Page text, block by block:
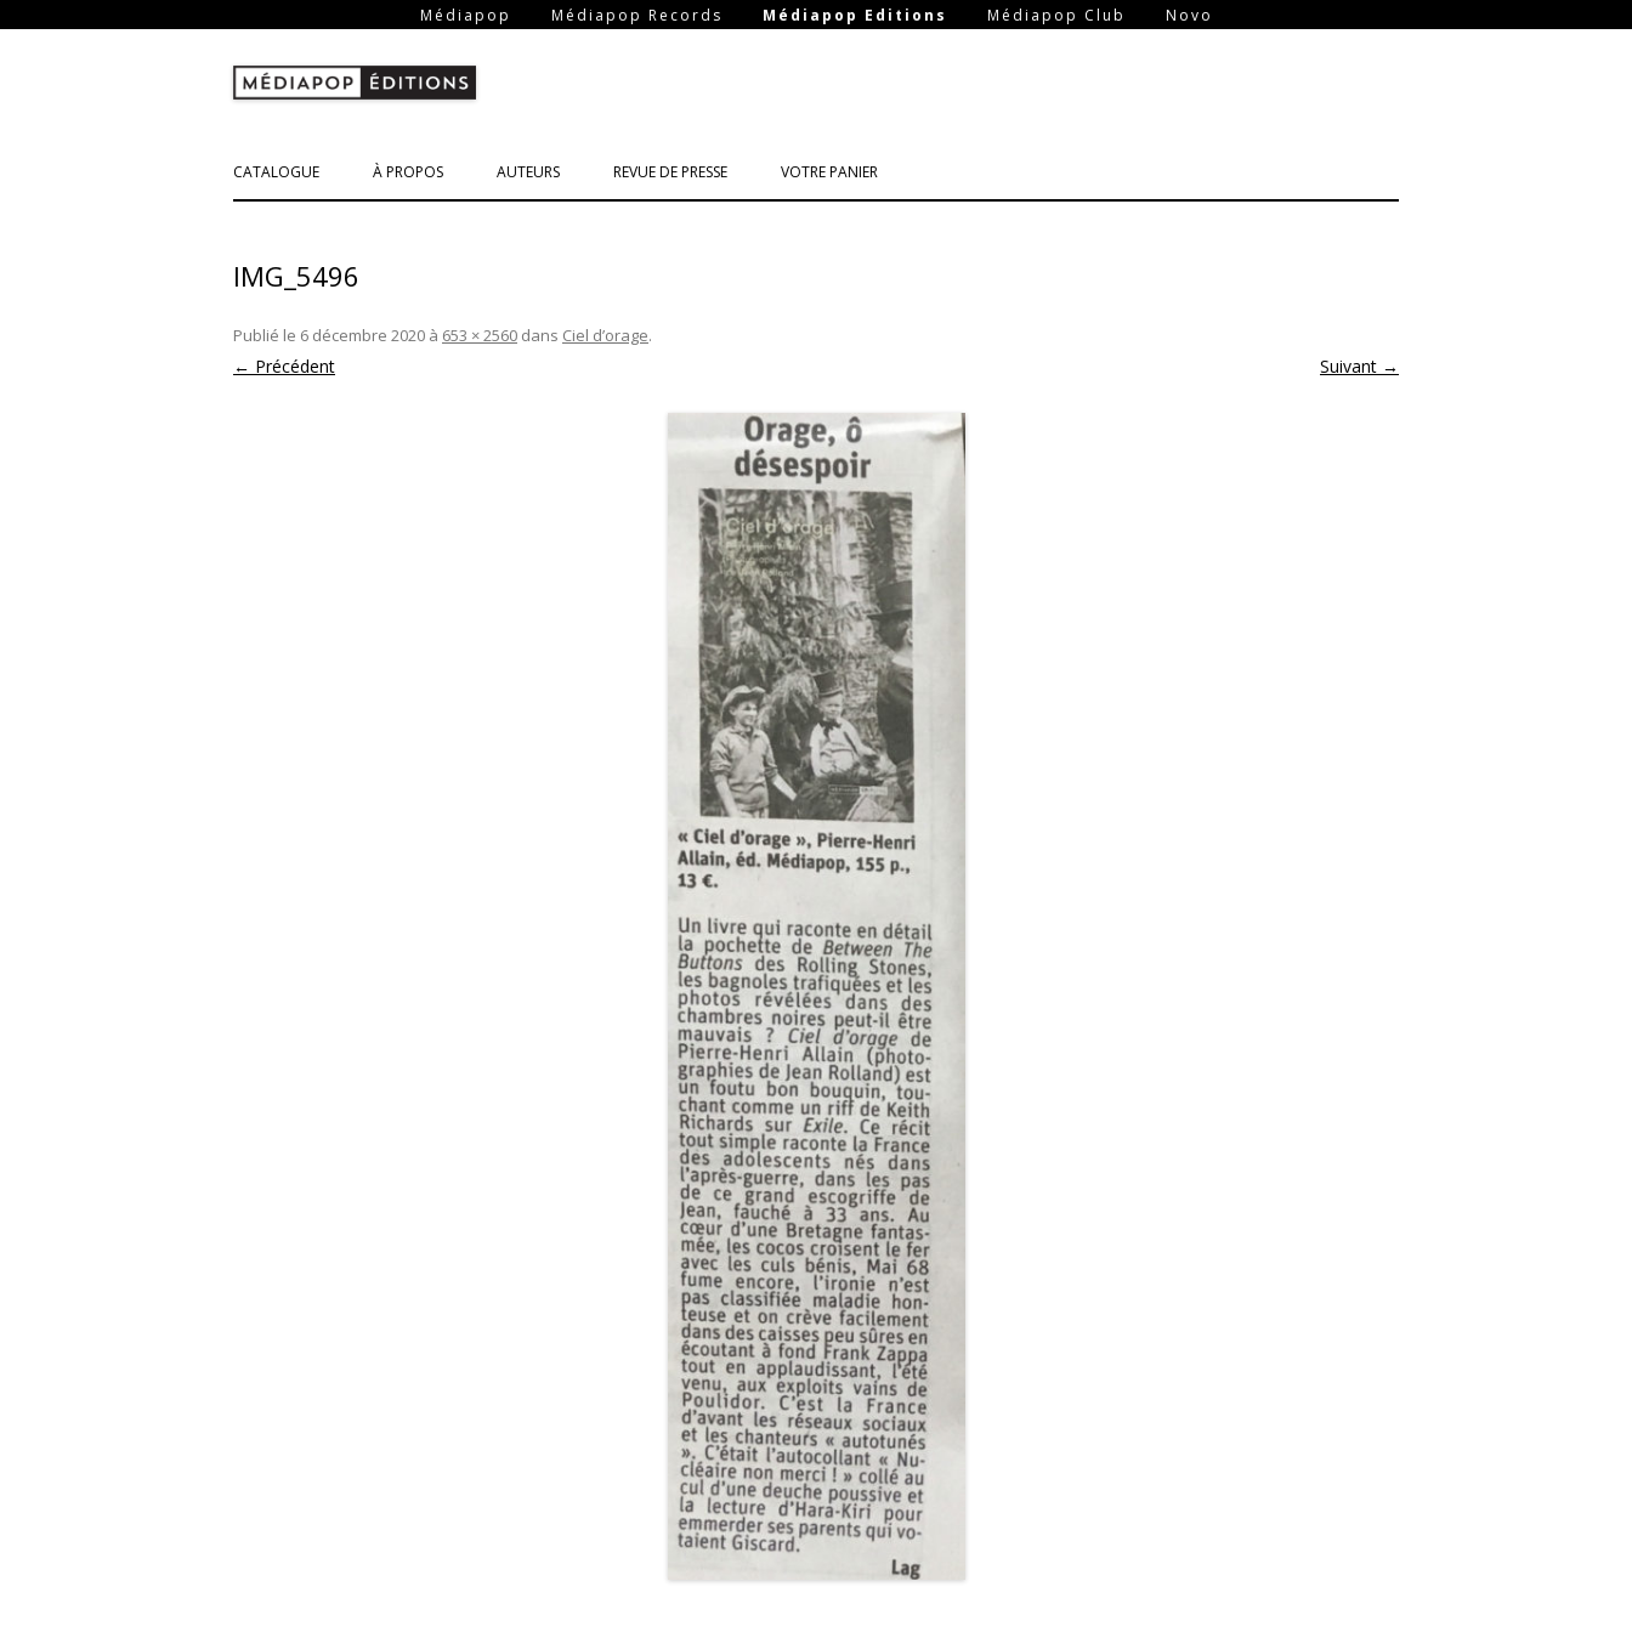
Médiapop Médiapop Records Médiapop Editions Médiapop Club Novo
au
CATALOGUE À PROPOS AUTEURS REVUE DE PRESSE VOTRE PANIER
IMG_5496
Publié le 6 décembre 2020 à 653 × 2560 dans Ciel d’orage.
← Précédent Suivant →